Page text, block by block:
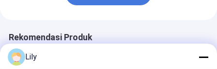
Rekomendasi Produk
Lily